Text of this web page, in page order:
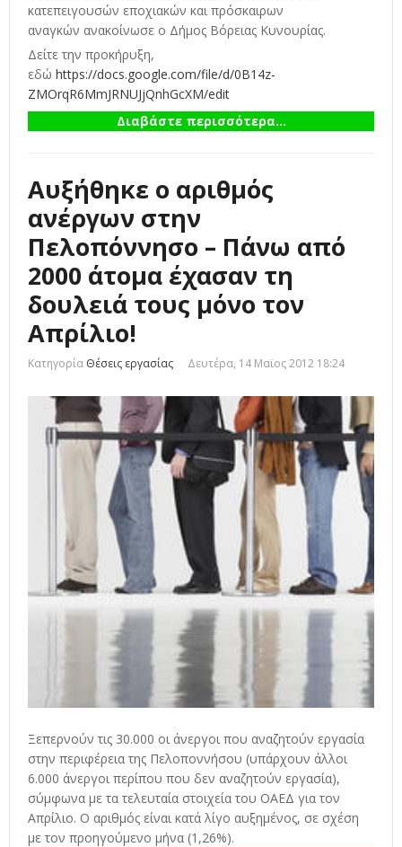
κατεπειγουσών εποχιακών και πρόσκαιρων
αναγκών ανακοίνωσε ο Δήμος Βόρειας Κυνουρίας.
Δείτε την προκήρυξη,
εδώ https://docs.google.com/file/d/0B14z-
ZMOrqR6MmJRNUJjQnhGcXM/edit
Διαβάστε περισσότερα...
Αυξήθηκε ο αριθμός
ανέργων στην
Πελοπόννησο – Πάνω από
2000 άτομα έχασαν τη
δουλειά τους μόνο τον
Απρίλιο!
Κατηγορία Θέσεις εργασίας Δευτέρα, 14 Μαϊος 2012 18:24
Ξεπερνούν τις 30.000 οι άνεργοι που αναζητούν εργασία
στην περιφέρεια της Πελοποννήσου (υπάρχουν άλλοι
6.000 άνεργοι περίπου που δεν αναζητούν εργασία),
σύμφωνα με τα τελευταία στοιχεία του ΟΑΕΔ για τον
Απρίλιο. Ο αριθμός είναι κατά λίγο αυξημένος, σε σχέση
με τον προηγούμενο μήνα (1,26%).